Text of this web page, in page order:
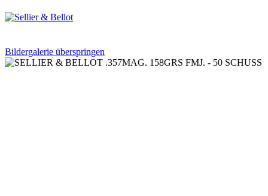
Bildergalerie überspringen